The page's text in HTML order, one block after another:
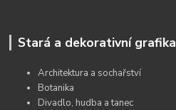
Stará a dekorativní grafika
Architektura a sochařství
Botanika
Divadlo, hudba a tanec